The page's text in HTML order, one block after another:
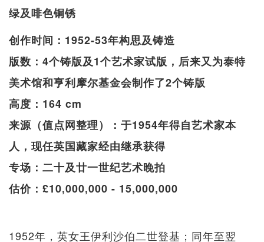
绿及啡色铜锈
创作时间：1952-53年构思及铸造
​​版数：4个铸版及1个艺术家试版，后来又为泰特
美术馆和亨利摩尔基金会制作了2个铸版
高度：164 cm
来源（值点网整理）：于1954年得自艺术家本
人，现任英国藏家经由继承获得
专场：二十及廿一世纪艺术晚拍
估价：£10,000,000 - 15,000,000
1952年，英女王伊利沙伯二世登基；同年至翌